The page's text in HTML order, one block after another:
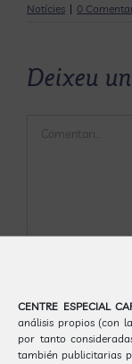
CENTRE ESPECIAL
análisis propios (con
por tanto
también publicitarias
Notícies | 0
Deixeu